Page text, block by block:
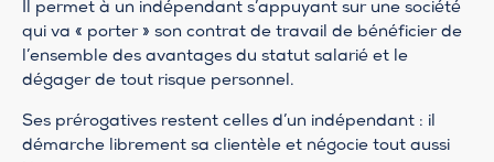
Il permet à un indépendant s’appuyant sur une société
qui va « porter » son contrat de travail de bénéficier de
l’ensemble des avantages du statut salarié et le
dégager de tout risque personnel.
Ses prérogatives restent celles d’un indépendant : il
démarche librement sa clientèle et négocie tout aussi